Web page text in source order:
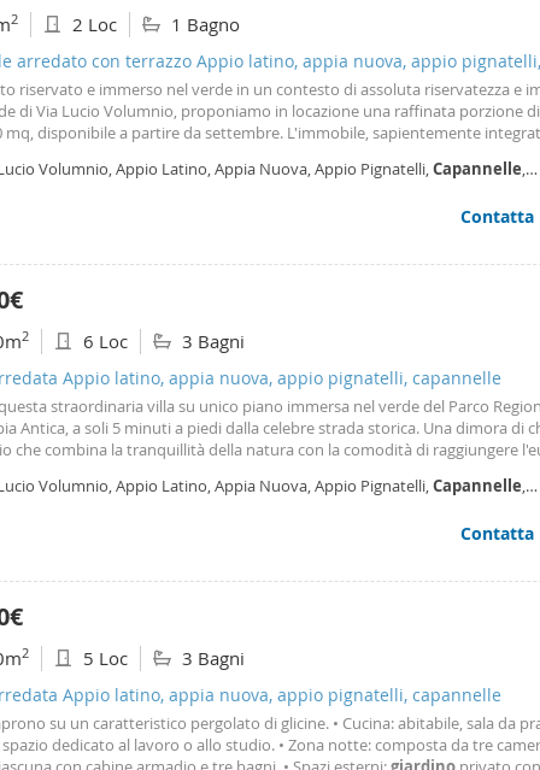
2 2 Loc 1 Bagno
arredato con terrazzo Appio latino, appia nuova, appio pignatelli,
riservato e immerso nel verde in un contesto di assoluta riservatezza e
di Via Lucio Volumnio, proponiamo in locazione una raffinata porzione
mq, disponibile a partire da settembre. L'immobile, sapientemente
vivere nell'indipendenza e nel totale relax, usufruendo degli splendidi
funzionale e razionale. L'ingresso introduce a un accogliente
da letto e un bagno ben rifinito. Gli affacci riservati sul parco alberato della
della giornata. Immerso nella cornice esclusiva dell'appia Antica, una
più affascinanti e rinomate della capitale, l'immobile gode di una
a due passi da Via Lucio Volumnio. Il contesto, celebre per la sua privacy,
delle sue dimore e le lussureggianti aree verdi, offre un'oasi di tranquillità
dai principali servizi e collegamenti della città. Questa proprietà,
è la scelta perfetta per professionisti o single alla ricerca di un'abitazione
riservata e dotata di comfort esclusivi. Le presenti informazioni e
indicative e non costituiscono elementi contrattuali.
Volumnio, Appio Latino, Appia Nuova, Appio Pignatelli,Capannelle,
Contatta
2 6 Loc 3 Bagni
Appio latino, appia nuova, appio pignatelli, capannelle
straordinaria villa su unico piano immersa nel verde del Parco
Antica, a soli 5 minuti a piedi dalla celebre strada storica. Una dimora di
che combina la tranquillità della natura con la comodità di raggiungere
si estende
Volumnio, Appio Latino, Appia Nuova, Appio Pignatelli,Capannelle,
Contatta
2 5 Loc 3 Bagni
Appio latino, appia nuova, appio pignatelli, capannelle
su un caratteristico pergolato di glicine. • Cucina: abitabile, sala da
dedicato al lavoro o allo studio. • Zona notte: composta da tre